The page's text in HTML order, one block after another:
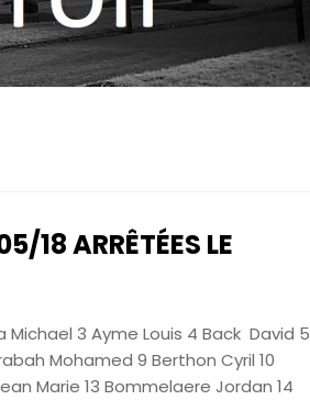
18 ARRÊTÉES LE
Michael 3 Ayme Louis 4 Back David 5
Mohamed 9 Berthon Cyril 10
Marie 13 Bommelaere Jordan 14